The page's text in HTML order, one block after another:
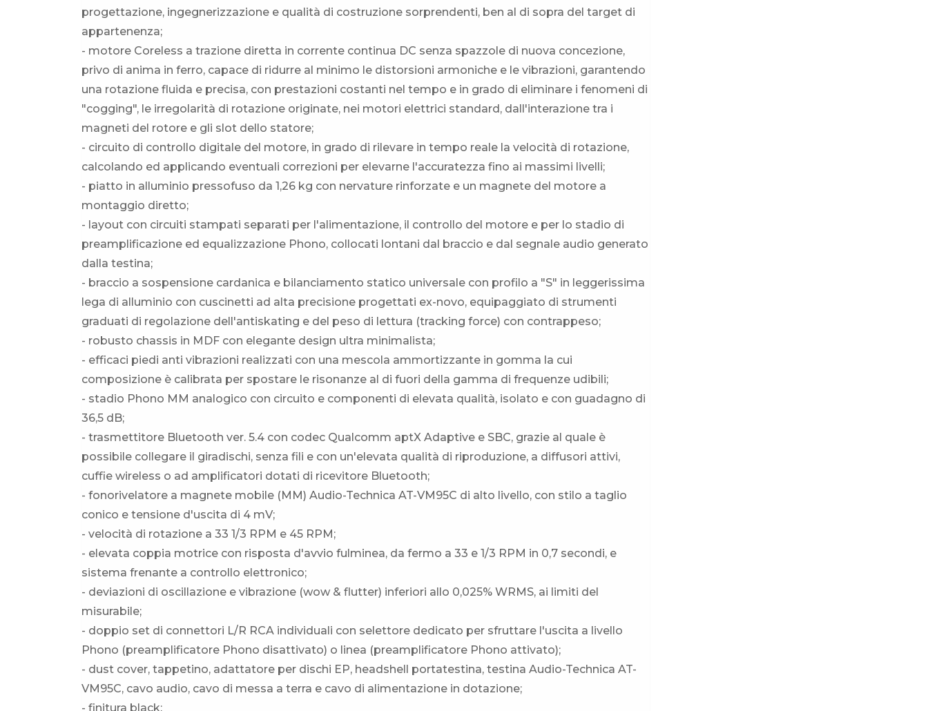
progettazione, ingegnerizzazione e qualità di costruzione sorprendenti, ben al di sopra del target di
appartenenza;
- motore Coreless a trazione diretta in corrente continua DC senza spazzole di nuova concezione,
privo di anima in ferro, capace di ridurre al minimo le distorsioni armoniche e le vibrazioni, garantendo
una rotazione fluida e precisa, con prestazioni costanti nel tempo e in grado di eliminare i fenomeni di
"cogging", le irregolarità di rotazione originate, nei motori elettrici standard, dall'interazione tra i
magneti del rotore e gli slot dello statore;
- circuito di controllo digitale del motore, in grado di rilevare in tempo reale la velocità di rotazione,
calcolando ed applicando eventuali correzioni per elevarne l'accuratezza fino ai massimi livelli;
- piatto in alluminio pressofuso da 1,26 kg con nervature rinforzate e un magnete del motore a
montaggio diretto;
- layout con circuiti stampati separati per l'alimentazione, il controllo del motore e per lo stadio di
preamplificazione ed equalizzazione Phono, collocati lontani dal braccio e dal segnale audio generato
dalla testina;
- braccio a sospensione cardanica e bilanciamento statico universale con profilo a "S" in leggerissima
lega di alluminio con cuscinetti ad alta precisione progettati ex-novo, equipaggiato di strumenti
graduati di regolazione dell'antiskating e del peso di lettura (tracking force) con contrappeso;
- robusto chassis in MDF con elegante design ultra minimalista;
- efficaci piedi anti vibrazioni realizzati con una mescola ammortizzante in gomma la cui
composizione è calibrata per spostare le risonanze al di fuori della gamma di frequenze udibili;
- stadio Phono MM analogico con circuito e componenti di elevata qualità, isolato e con guadagno di
36,5 dB;
- trasmettitore Bluetooth ver. 5.4 con codec Qualcomm aptX Adaptive e SBC, grazie al quale è
possibile collegare il giradischi, senza fili e con un'elevata qualità di riproduzione, a diffusori attivi,
cuffie wireless o ad amplificatori dotati di ricevitore Bluetooth;
- fonorivelatore a magnete mobile (MM) Audio-Technica AT-VM95C di alto livello, con stilo a taglio
conico e tensione d'uscita di 4 mV;
- velocità di rotazione a 33 1/3 RPM e 45 RPM;
- elevata coppia motrice con risposta d'avvio fulminea, da fermo a 33 e 1/3 RPM in 0,7 secondi, e
sistema frenante a controllo elettronico;
- deviazioni di oscillazione e vibrazione (wow & flutter) inferiori allo 0,025% WRMS, ai limiti del
misurabile;
- doppio set di connettori L/R RCA individuali con selettore dedicato per sfruttare l'uscita a livello
Phono (preamplificatore Phono disattivato) o linea (preamplificatore Phono attivato);
- dust cover, tappetino, adattatore per dischi EP, headshell portatestina, testina Audio-Technica AT-
VM95C, cavo audio, cavo di messa a terra e cavo di alimentazione in dotazione;
- finitura black;